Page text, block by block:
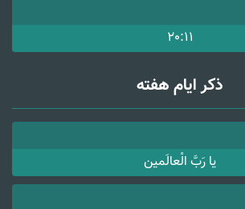
20:11
ذکر ایام هفته
یا رَبَّ الْعالَمین